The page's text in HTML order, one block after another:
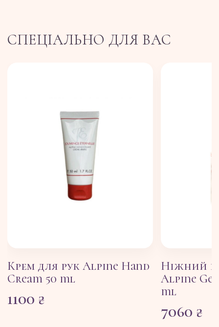
СПЕЦІАЛЬНО ДЛЯ ВАС
Крем для рук Alpine Hand
Cream 50 ml
1100 ₴
Ніжний
Alpine
ml
7060 ₴